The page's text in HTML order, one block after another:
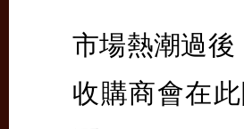
市場熱潮過
收購商會在